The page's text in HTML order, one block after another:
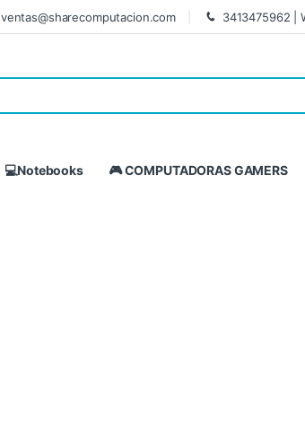
ventas@sharecomputacion.com 3413475962 |
💻Notebooks 🎮 COMPUTADORAS GAMERS